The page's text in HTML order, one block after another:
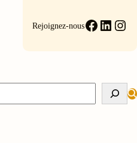
Rejoignez-nous